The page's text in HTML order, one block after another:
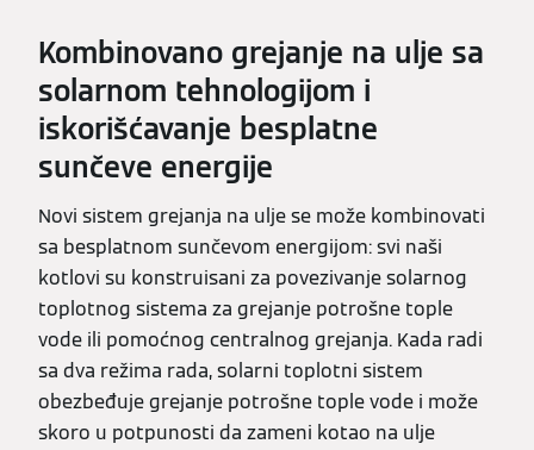
Kombinovano grejanje na ulje sa
solarnom tehnologijom i
iskorišćavanje besplatne
sunčeve energije
Novi sistem grejanja na ulje se može kombinovati
sa besplatnom sunčevom energijom: svi naši
kotlovi su konstruisani za povezivanje solarnog
toplotnog sistema za grejanje potrošne tople
vode ili pomoćnog centralnog grejanja. Kada radi
sa dva režima rada, solarni toplotni sistem
obezbeđuje grejanje potrošne tople vode i može
skoro u potpunosti da zameni kotao na ulje